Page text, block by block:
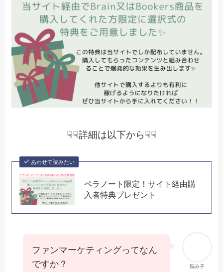
☟☟詳細は以下から☟☟
あわせて読みたい
ペラノート限定！サイト経由購
入者特典プレゼント
悩み子
ファンマーケティングってなん
ですか？